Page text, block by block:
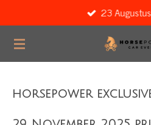
direct
naar
23
horsepower